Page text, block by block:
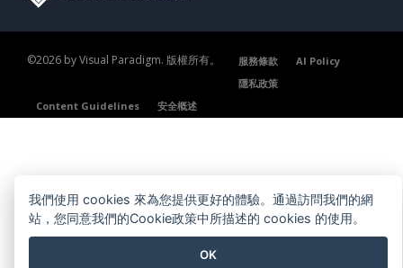
©2026 by Visual Paradigm. 版權所有。 服務條款
AI Policy
隱私政策
Content Guidelines
安全概述
我們使用 cookies 來為您提供更好的體驗。通過訪問我們的網
站，您同意我們的Cookie政策中所描述的 cookies 的使用。
OK